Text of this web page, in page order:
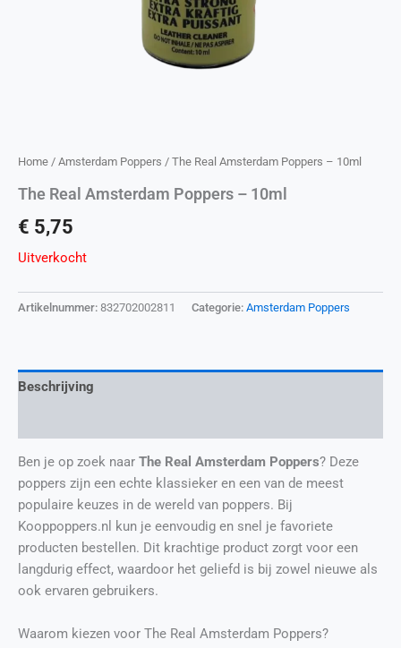
Home / Amsterdam Poppers / The Real Amsterdam Poppers – 10ml
The Real Amsterdam Poppers – 10ml
€ 5,75
Uitverkocht
Artikelnummer: 832702002811 Categorie: Amsterdam Poppers
Beschrijving
Ben je op zoek naar The Real Amsterdam Poppers? Deze
poppers zijn een echte klassieker en een van de meest
populaire keuzes in de wereld van poppers. Bij
Kooppoppers.nl kun je eenvoudig en snel je favoriete
producten bestellen. Dit krachtige product zorgt voor een
langdurig effect, waardoor het geliefd is bij zowel nieuwe als
ook ervaren gebruikers.
Waarom kiezen voor The Real Amsterdam Poppers?